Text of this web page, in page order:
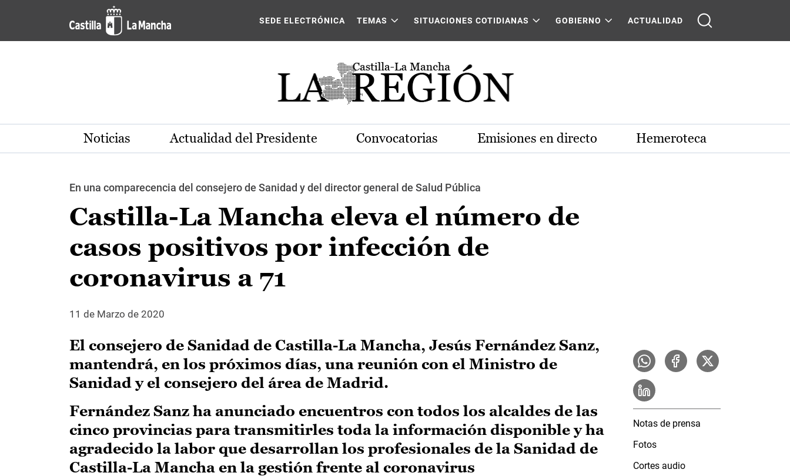
Pasar al contenido principal
SEDE ELECTRÓNICA TEMAS SITUACIONES COTIDIANAS GOBIERNO ACTUALIDAD
Noticias Actualidad del Presidente Convocatorias Emisiones en directo Hemeroteca
En una comparecencia del consejero de Sanidad y del director general de Salud Pública
Castilla-La Mancha eleva el número de
casos positivos por infección de
coronavirus a 71
11 de Marzo de 2020
El consejero de Sanidad de Castilla-La Mancha, Jesús Fernández Sanz,
mantendrá, en los próximos días, una reunión con el Ministro de
Sanidad y el consejero del área de Madrid.
Fernández Sanz ha anunciado encuentros con todos los alcaldes de las
cinco provincias para transmitirles toda la información disponible y ha
agradecido la labor que desarrollan los profesionales de la Sanidad de
Castilla-La Mancha en la gestión frente al coronavirus
Notas de prensa
Fotos
Cortes audio